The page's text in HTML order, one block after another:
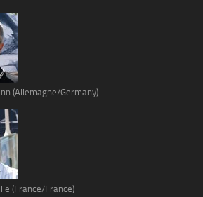
(Allemagne/Germany)
(France/France)